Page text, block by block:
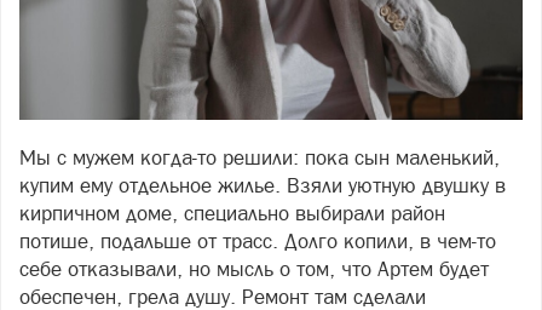
Мы с мужем когда-то решили: пока сын маленький,
купим ему отдельное жилье. Взяли уютную двушку в
кирпичном доме, специально выбирали район
потише, подальше от трасс. Долго копили, в чем-то
себе отказывали, но мысль о том, что Артем будет
обеспечен, грела душу. Ремонт там сделали